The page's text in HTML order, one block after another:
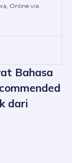
Online via
Bahasa
dari